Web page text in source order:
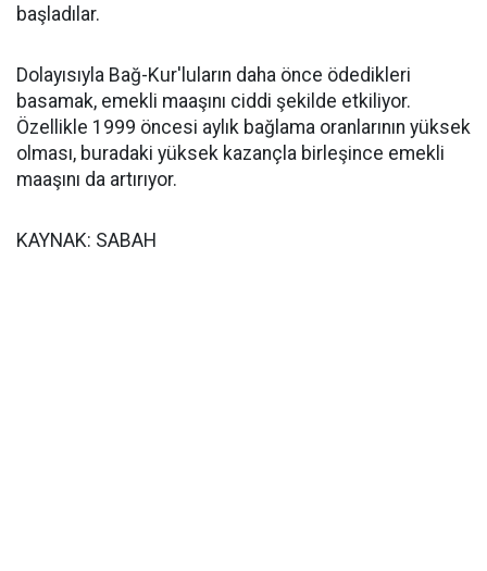
başladılar.
Dolayısıyla Bağ-Kur'luların daha önce ödedikleri
basamak, emekli maaşını ciddi şekilde etkiliyor.
Özellikle 1999 öncesi aylık bağlama oranlarının yüksek
olması, buradaki yüksek kazançla birleşince emekli
maaşını da artırıyor.
KAYNAK: SABAH